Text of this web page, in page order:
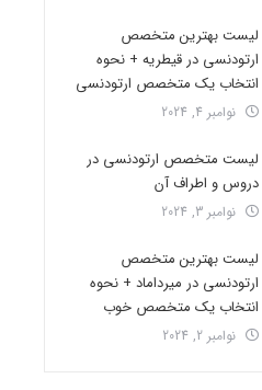
لیست بهترین متخصص
ارتودنسی در قیطریه + نحوه
انتخاب یک متخصص ارتودنسی
نوامبر 4, 2024
لیست متخصص ارتودنسی در
دروس و اطراف آن
نوامبر 3, 2024
لیست بهترین متخصص
ارتودنسی در میرداماد + نحوه
انتخاب یک متخصص خوب
نوامبر 2, 2024